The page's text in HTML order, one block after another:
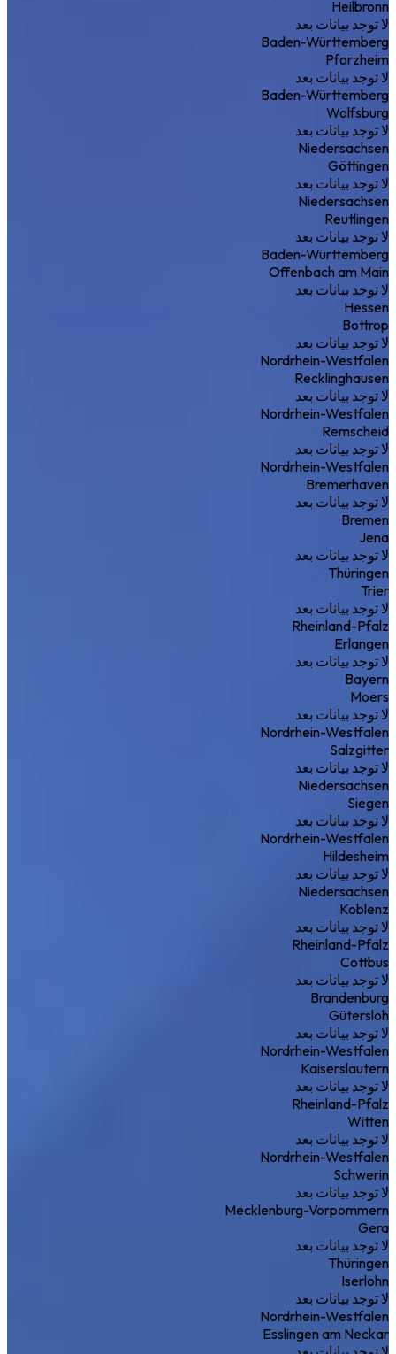
Heilbronn
لا توجد بيانات بعد
Baden-Württemberg
Pforzheim
لا توجد بيانات بعد
Baden-Württemberg
Wolfsburg
لا توجد بيانات بعد
Niedersachsen
Göttingen
لا توجد بيانات بعد
Niedersachsen
Reutlingen
لا توجد بيانات بعد
Baden-Württemberg
Offenbach am Main
لا توجد بيانات بعد
Hessen
Bottrop
لا توجد بيانات بعد
Nordrhein-Westfalen
Recklinghausen
لا توجد بيانات بعد
Nordrhein-Westfalen
Remscheid
لا توجد بيانات بعد
Nordrhein-Westfalen
Bremerhaven
لا توجد بيانات بعد
Bremen
Jena
لا توجد بيانات بعد
Thüringen
Trier
لا توجد بيانات بعد
Rheinland-Pfalz
Erlangen
لا توجد بيانات بعد
Bayern
Moers
لا توجد بيانات بعد
Nordrhein-Westfalen
Salzgitter
لا توجد بيانات بعد
Niedersachsen
Siegen
لا توجد بيانات بعد
Nordrhein-Westfalen
Hildesheim
لا توجد بيانات بعد
Niedersachsen
Koblenz
لا توجد بيانات بعد
Rheinland-Pfalz
Cottbus
لا توجد بيانات بعد
Brandenburg
Gütersloh
لا توجد بيانات بعد
Nordrhein-Westfalen
Kaiserslautern
لا توجد بيانات بعد
Rheinland-Pfalz
Witten
لا توجد بيانات بعد
Nordrhein-Westfalen
Schwerin
لا توجد بيانات بعد
Mecklenburg-Vorpommern
Gera
لا توجد بيانات بعد
Thüringen
Iserlohn
لا توجد بيانات بعد
Nordrhein-Westfalen
Esslingen am Neckar